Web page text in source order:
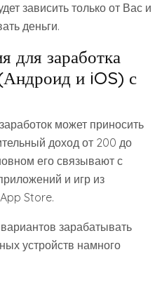
зависить только от Вас и
деньги.
для заработка
и iOS) с
может приносить
доход от 200 до
его связывают с
и игр из
Store.
зарабатывать
устройств намного